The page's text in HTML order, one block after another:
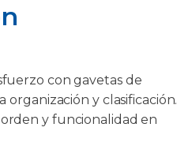
con gavetas de
organización y clasificación.
y funcionalidad en